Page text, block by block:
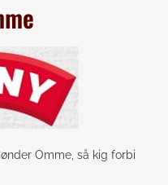
Omme, så kig forbi